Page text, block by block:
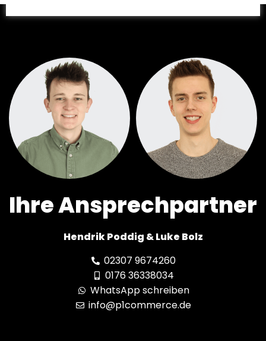
Ihre Ansprechpartner
Hendrik Poddig & Luke Bolz
02307 9674260
0176 36338034
WhatsApp schreiben
info@p1commerce.de